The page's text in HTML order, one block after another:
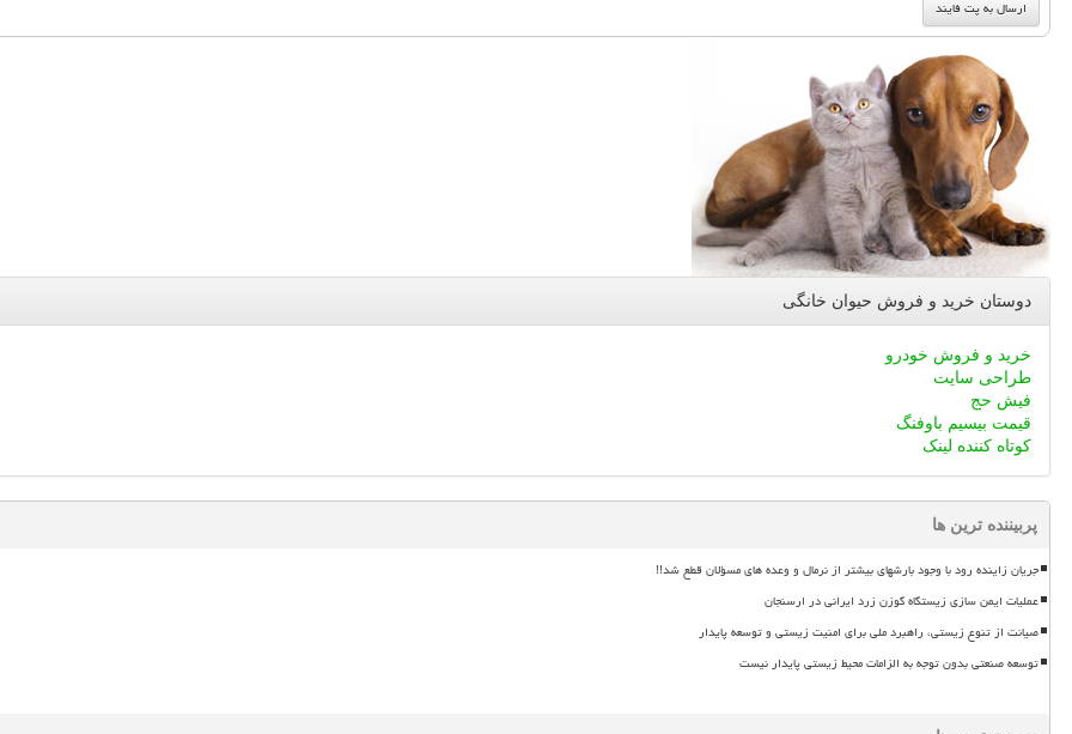
دوستان خرید و فروش حیوان خانگی
خرید و فروش خودرو
طراحی سایت
فیش حج
قیمت بیسیم باوفنگ
کوتاه کننده لینک
پربیننده ترین ها
جریان زاینده رود با وجود بارشهای بیشتر از نرمال و وعده های مسؤلان قطع شد!!
عملیات ایمن سازی زیستگاه گوزن زرد ایرانی در ارسنجان
صیانت از تنوع زیستی، راهبرد ملی برای امنیت زیستی و توسعه پایدار
توسعه صنعتی بدون توجه به الزامات محیط زیستی پایدار نیست